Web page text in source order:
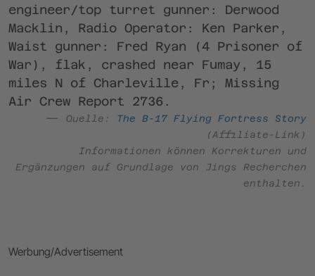
engineer/top turret gunner: Derwood
Macklin, Radio Operator: Ken Parker,
Waist gunner: Fred Ryan (4 Prisoner of
War), flak, crashed near Fumay, 15
miles N of Charleville, Fr; Missing
Air Crew Report 2736.
Quelle:
The B-17 Flying Fortress Story
(Affiliate-Link)
Informationen können Korrekturen und
Ergänzungen auf Grundlage von Jings Recherchen
enthalten.
Werbung/Advertisement